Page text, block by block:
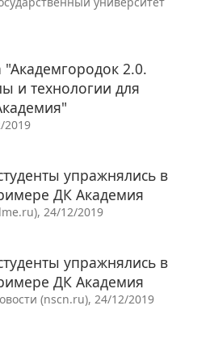
2.0.
и технологии для
2019
упражнялись в
ДК Академия
24/12/2019
упражнялись в
ДК Академия
(nscn.ru), 24/12/2019